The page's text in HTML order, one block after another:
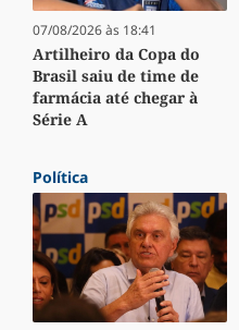
07/08/2026 às 18:41
Artilheiro da Copa do
Brasil saiu de time de
farmácia até chegar à
Série A
Política